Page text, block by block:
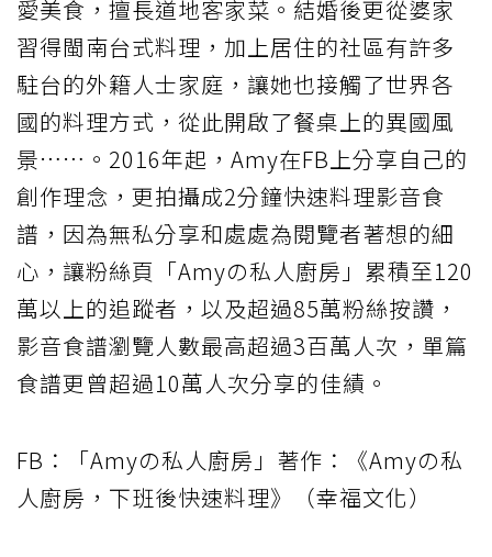
愛美食，擅長道地客家菜。結婚後更從婆家
習得閩南台式料理，加上居住的社區有許多
駐台的外籍人士家庭，讓她也接觸了世界各
國的料理方式，從此開啟了餐桌上的異國風
景……。2016年起，Amy在FB上分享自己的
創作理念，更拍攝成2分鐘快速料理影音食
譜，因為無私分享和處處為閱覽者著想的細
心，讓粉絲頁「Amyの私人廚房」累積至120
萬以上的追蹤者，以及超過85萬粉絲按讚，
影音食譜瀏覽人數最高超過3百萬人次，單篇
食譜更曾超過10萬人次分享的佳績。
FB：「Amyの私人廚房」著作：《Amyの私
人廚房，下班後快速料理》（幸福文化）